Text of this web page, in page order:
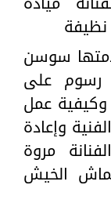
سوسن
رسوم على
وكيفية عمل
وإعادة
مروة
الخيش